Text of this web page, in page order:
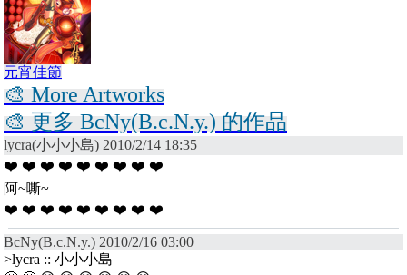
元宵佳節
🎨 More Artworks
🎨 更多 BcNy(B.c.N.y.) 的作品
lycra(小小小島) 2010/2/14 18:35
❤️ ❤️ ❤️ ❤️ ❤️ ❤️ ❤️ ❤️ ❤️
阿~嘶~
❤️ ❤️ ❤️ ❤️ ❤️ ❤️ ❤️ ❤️ ❤️
BcNy(B.c.N.y.) 2010/2/16 03:00
>lycra :: 小小小島